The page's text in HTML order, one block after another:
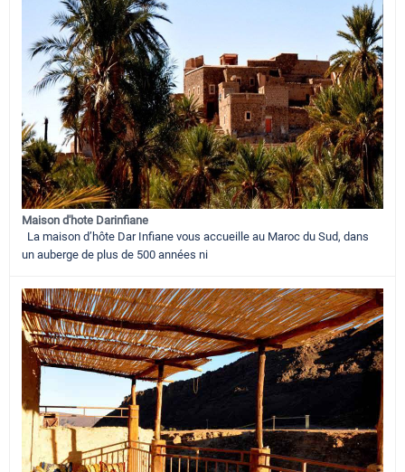
Maison d'hote Darinfiane
La maison d’hôte Dar Infiane vous accueille au Maroc du Sud, dans
un auberge de plus de 500 années ni